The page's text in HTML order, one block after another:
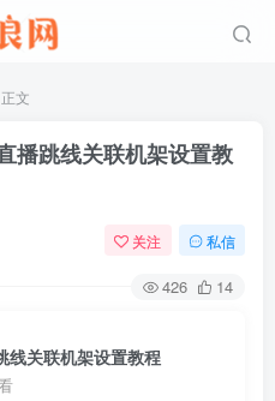
正文
播跳线关联机架设置教
关注 私信
426 14
关联机架设置教程